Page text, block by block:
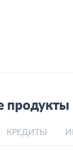
продукты
КРЕДИТЫ